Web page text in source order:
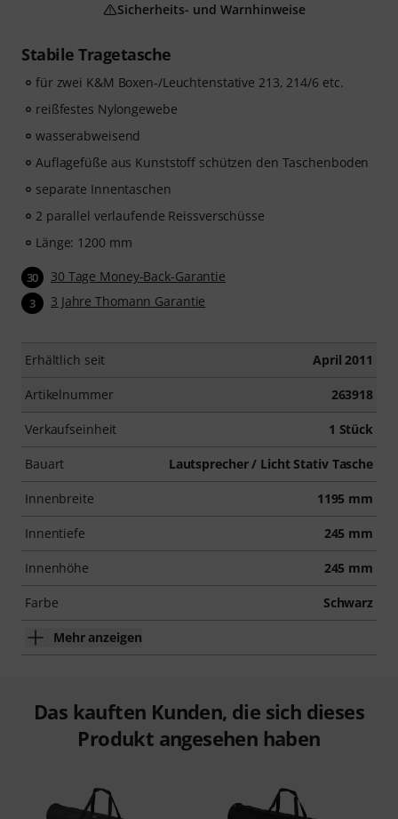
Stabile Tragetasche
für zwei K&M Boxen-/Leuchtenstative 213, 214/6 etc.
reißfestes Nylongewebe
wasserabweisend
Auflagefüße aus Kunststoff schützen den Taschenboden
separate Innentaschen
2 parallel verlaufende Reissverschüsse
Länge: 1200 mm
30 30 Tage Money-Back-Garantie
3 3 Jahre Thomann Garantie
Erhältlich seit April 2011
Artikelnummer 263918
Verkaufseinheit 1 Stück
Bauart Lautsprecher / Licht Stativ Tasche
Innenbreite 1195 mm
Innentiefe 245 mm
Innenhöhe 245 mm
Farbe Schwarz
Mehr anzeigen
Sicherheits- und Warnhinweise
Das kauften Kunden, die sich dieses
Produkt angesehen haben